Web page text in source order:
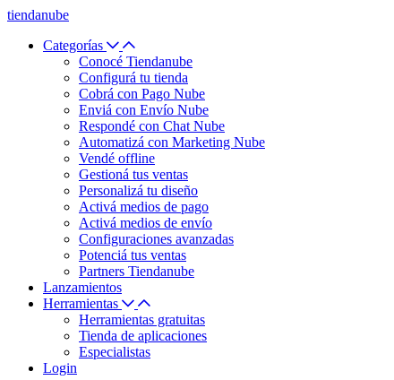
tiendanube
Categorías
Conocé Tiendanube
Configurá tu tienda
Cobrá con Pago Nube
Enviá con Envío Nube
Respondé con Chat Nube
Automatizá con Marketing Nube
Vendé offline
Gestioná tus ventas
Personalizá tu diseño
Activá medios de pago
Activá medios de envío
Configuraciones avanzadas
Potenciá tus ventas
Partners Tiendanube
Lanzamientos
Herramientas
Herramientas gratuitas
Tienda de aplicaciones
Especialistas
Login